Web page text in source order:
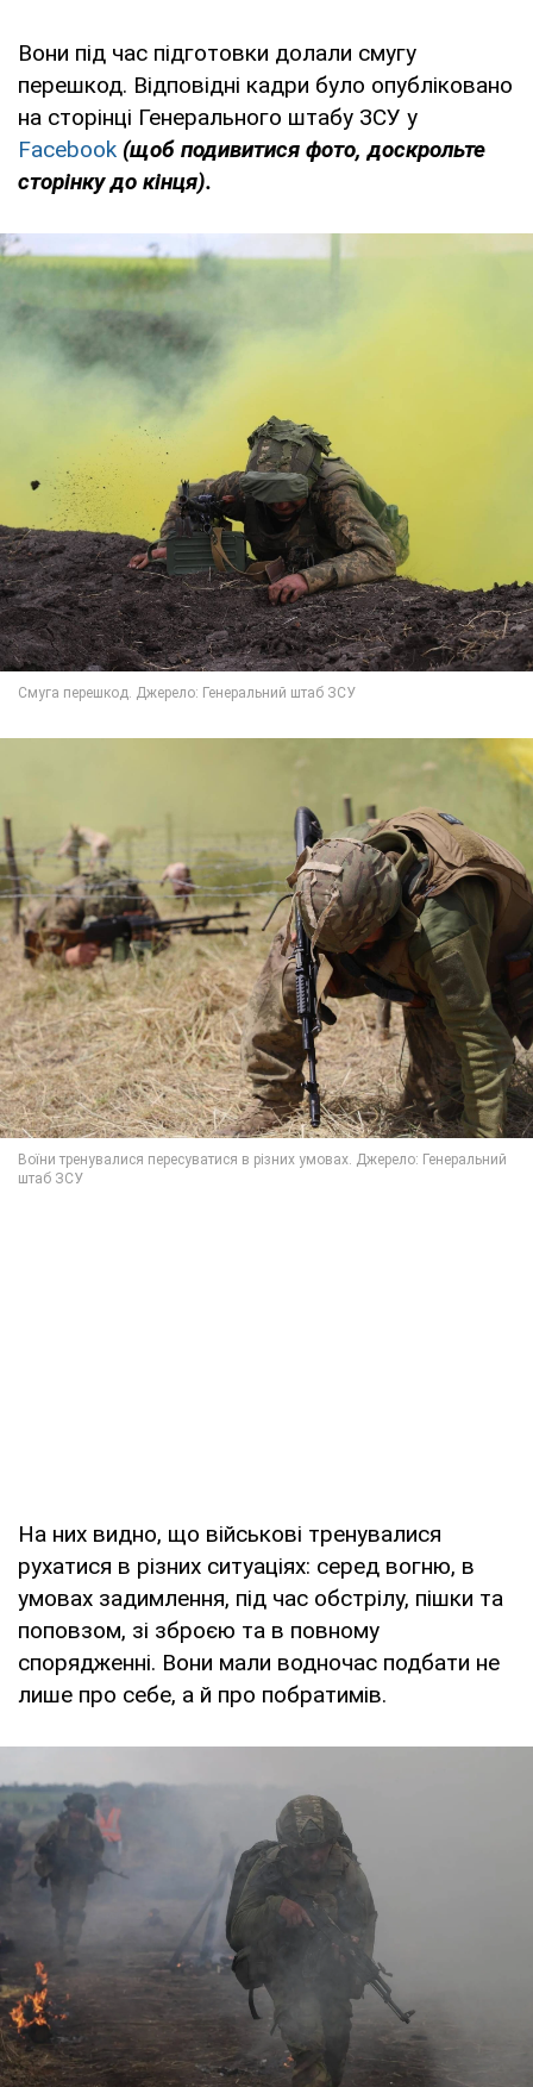
Вони під час підготовки долали смугу
перешкод. Відповідні кадри було опубліковано
на сторінці Генерального штабу ЗСУ у
Facebook (щоб подивитися фото, доскрольте
сторінку до кінця).
На них видно, що військові тренувалися
рухатися в різних ситуаціях: серед вогню, в
умовах задимлення, під час обстрілу, пішки та
поповзом, зі зброєю та в повному
спорядженні. Вони мали водночас подбати не
лише про себе, а й про побратимів.